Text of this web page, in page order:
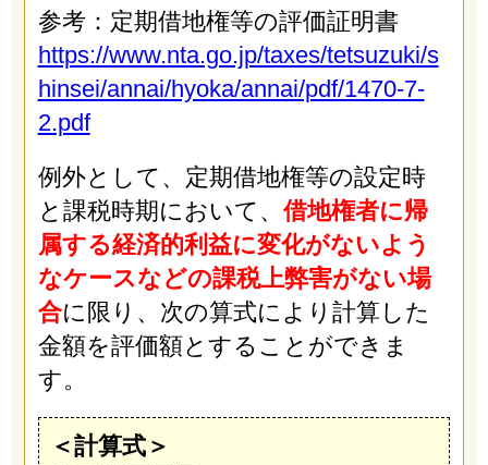
参考：定期借地権等の評価証明書
https://www.nta.go.jp/taxes/tetsuzuki/s
hinsei/annai/hyoka/annai/pdf/1470-7-
2.pdf
例外として、定期借地権等の設定時
と課税時期において、借地権者に帰
属する経済的利益に変化がないよう
なケースなどの課税上弊害がない場
合に限り、次の算式により計算した
金額を評価額とすることができま
す。
＜計算式＞